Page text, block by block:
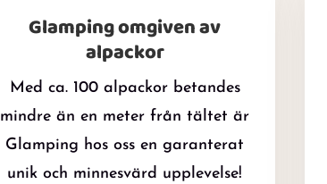
Glamping omgiven av
alpackor
Med ca. 100 alpackor betandes
mindre än en meter från tältet är
Glamping hos oss en garanterat
unik och minnesvärd upplevelse!